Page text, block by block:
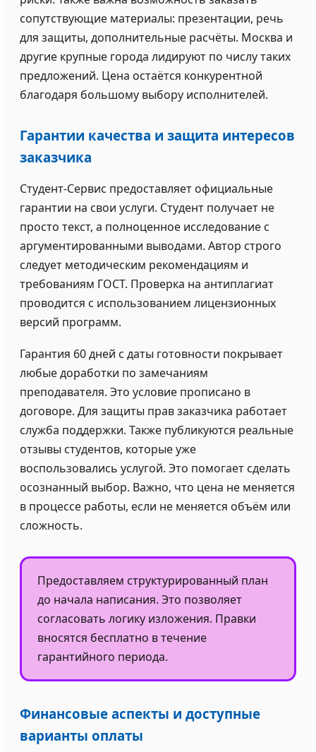
сопутствующие материалы: презентации, речь
для защиты, дополнительные расчёты. Москва и
другие крупные города лидируют по числу таких
предложений. Цена остаётся конкурентной
благодаря большому выбору исполнителей.
Гарантии качества и защита интересов
заказчика
Студент-Сервис предоставляет официальные
гарантии на свои услуги. Студент получает не
просто текст, а полноценное исследование с
аргументированными выводами. Автор строго
следует методическим рекомендациям и
требованиям ГОСТ. Проверка на антиплагиат
проводится с использованием лицензионных
версий программ.
Гарантия 60 дней с даты готовности покрывает
любые доработки по замечаниям
преподавателя. Это условие прописано в
договоре. Для защиты прав заказчика работает
служба поддержки. Также публикуются реальные
отзывы студентов, которые уже
воспользовались услугой. Это помогает сделать
осознанный выбор. Важно, что цена не меняется
в процессе работы, если не меняется объём или
сложность.
Предоставляем структурированный план
до начала написания. Это позволяет
согласовать логику изложения. Правки
вносятся бесплатно в течение
гарантийного периода.
Финансовые аспекты и доступные
варианты оплаты